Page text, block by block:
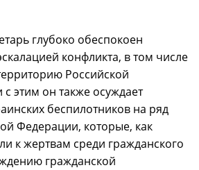
глубоко обеспокоен
конфликта, в том числе
Российской
этим он также осуждает
беспилотников на ряд
Федерации, которые, как
к жертвам среди гражданского
гражданской